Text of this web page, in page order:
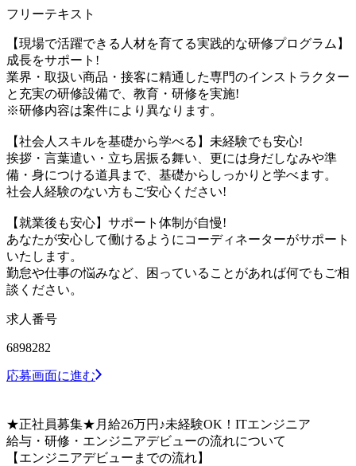
フリーテキスト
【現場で活躍できる人材を育てる実践的な研修プログラム】
成長をサポート!
業界・取扱い商品・接客に精通した専門のインストラクター
と充実の研修設備で、教育・研修を実施!
※研修内容は案件により異なります。
【社会人スキルを基礎から学べる】未経験でも安心!
挨拶・言葉遣い・立ち居振る舞い、更には身だしなみや準
備・身につける道具まで、基礎からしっかりと学べます。
社会人経験のない方もご安心ください!
【就業後も安心】サポート体制が自慢!
あなたが安心して働けるようにコーディネーターがサポート
いたします。
勤怠や仕事の悩みなど、困っていることがあれば何でもご相
談ください。
求人番号
6898282
応募画面に進む
★正社員募集★月給26万円♪未経験OK！ITエンジニア
給与・研修・エンジニアデビューの流れについて
【エンジニアデビューまでの流れ】